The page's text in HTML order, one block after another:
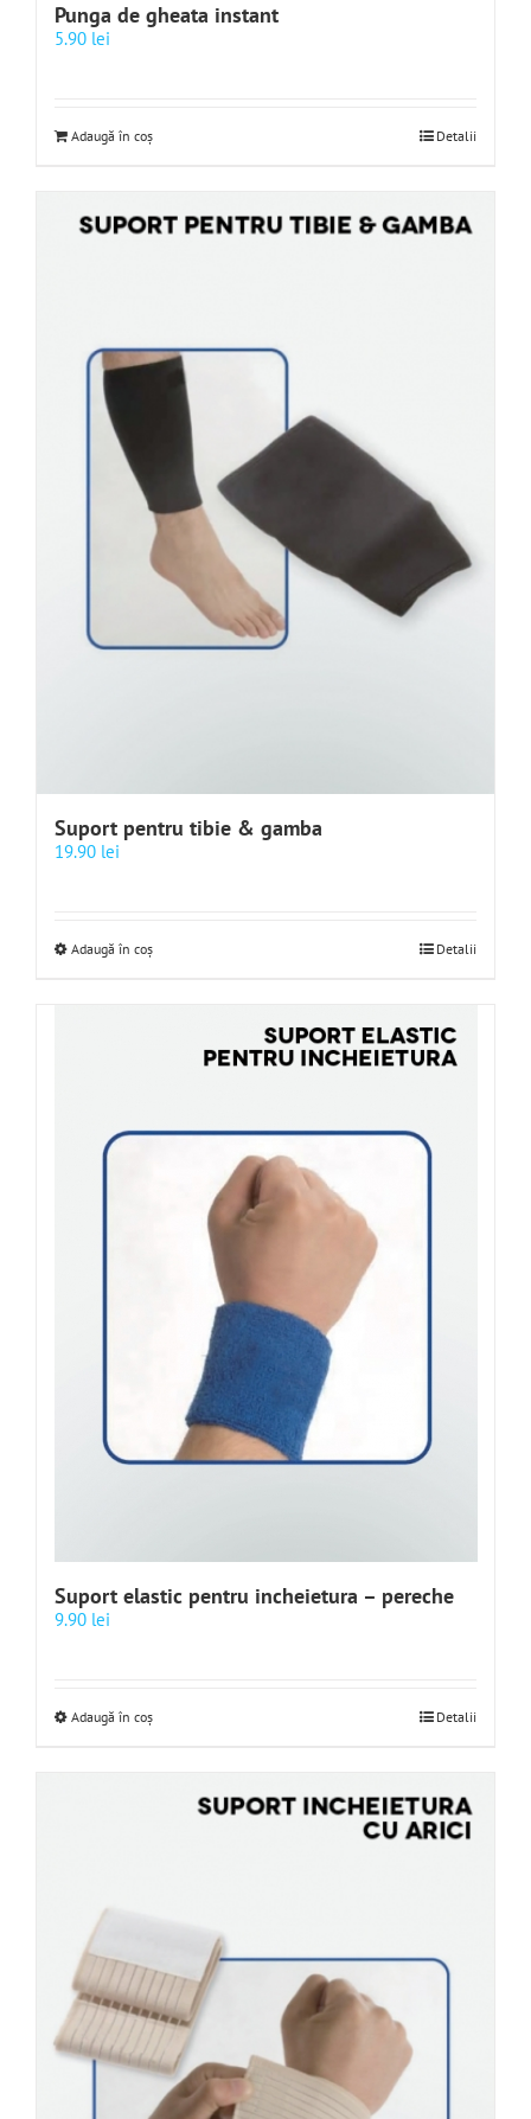
Punga de gheata instant
5.90 lei
Adaugă în coș Detalii
Suport pentru tibie & gamba
19.90 lei
Adaugă în coș Detalii
Suport elastic pentru incheietura – pereche
9.90 lei
Adaugă în coș Detalii